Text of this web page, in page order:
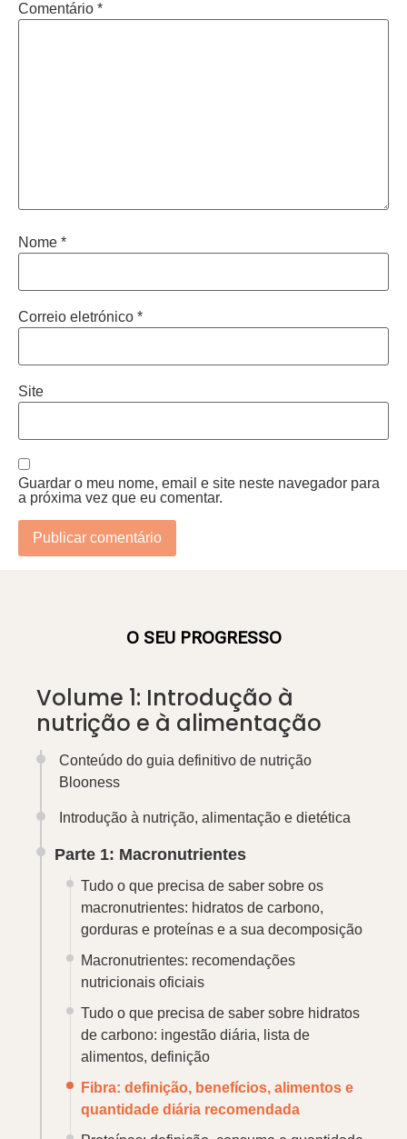
Comentário *
Nome *
Correio eletrónico *
Site
Guardar o meu nome, email e site neste navegador para
a próxima vez que eu comentar.
O SEU PROGRESSO
Volume 1: Introdução à
nutrição e à alimentação
Conteúdo do guia definitivo de nutrição
Blooness
Introdução à nutrição, alimentação e dietética
Parte 1: Macronutrientes
Tudo o que precisa de saber sobre os
macronutrientes: hidratos de carbono,
gorduras e proteínas e a sua decomposição
Macronutrientes: recomendações
nutricionais oficiais
Tudo o que precisa de saber sobre hidratos
de carbono: ingestão diária, lista de
alimentos, definição
Fibra: definição, benefícios, alimentos e
quantidade diária recomendada